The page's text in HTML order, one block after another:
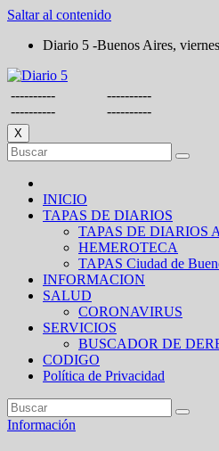
Saltar al contenido
Diario 5 -Buenos Aires,
----------
----------
----------
----------
X
INICIO
TAPAS DE DIARIOS
TAPAS DE DIARIOS
HEMEROTECA
TAPAS Ciudad de
INFORMACION
SALUD
CORONAVIRUS
SERVICIOS
BUSCADOR DE
CODIGO
Política de Privacidad
Información